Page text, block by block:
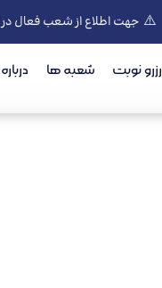
⚠️ جهت اطلاع از شعب فعال در
رزرو نوبت شعبه ها